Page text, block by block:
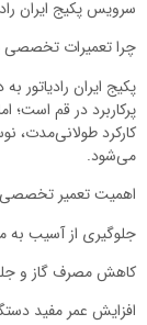
سرویس پکیج ایران
چرا تعمیرات تخصصی پکیج ایران
پکیج ایران رادیاتور
پرکاربرد در قم است؛
کارکرد طولانی‌مدت،
می‌شود.
اهمیت تعمیر تخصصی
جلوگیری از آسیب به
کاهش مصرف گاز و
افزایش عمر مفید